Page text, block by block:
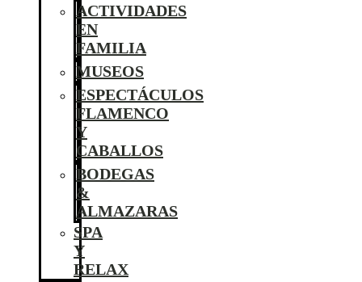
ACTIVIDADES
EN
FAMILIA
MUSEOS
ESPECTÁCULOS
FLAMENCO
Y
CABALLOS
BODEGAS
&
ALMAZARAS
SPA
Y
RELAX